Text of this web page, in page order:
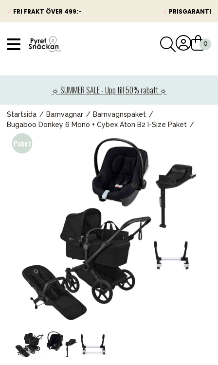
✓ FRI FRAKT ÖVER 499:- ✓ PRISGARANTI
☼ SUMMER SALE - Upp till 50% rabatt ☼
Startsida Barnvagnar
Barnvagnspaket
Bugaboo Donkey 6 Mono + Cybex Aton B2 I-Size Paket
Barnvagnar
Bilbarnstolar
Barn & Baby
Leksaker
Förälder
Möbler & bädd
Tillbehör
Reservdelar
Kampanjer
Presenttips
Våra favoriter
Varumärken
Sol och bad